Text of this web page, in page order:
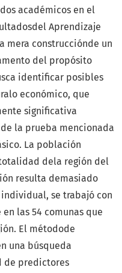
académicos en el
Aprendizaje
mera construcciónde un
del propósito
identificar posibles
económico, que
significativa
la prueba mencionada
La población
dela región del
resulta demasiado
se trabajó con
las 54 comunas que
El métodode
una búsqueda
de predictores